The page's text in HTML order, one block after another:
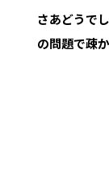
さあどうで
の問題で疎